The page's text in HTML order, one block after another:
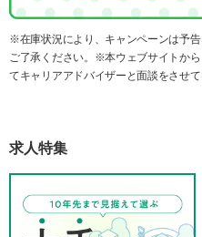
※在庫状況により、キャンペーンは予告
ご了承ください。※本ウェブサイトか
てキャリアアドバイザーと面談をさせて
求人特集